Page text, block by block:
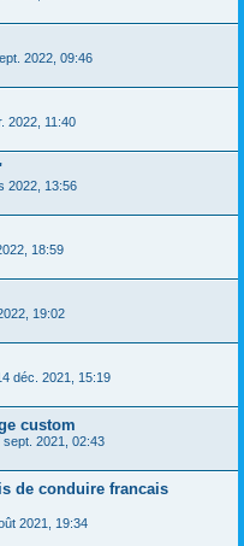
2022, 09:46
2022, 11:40
2022, 13:56
18:59
19:02
déc. 2021, 15:19
custom
sept. 2021, 02:43
de conduire francais
2021, 19:34